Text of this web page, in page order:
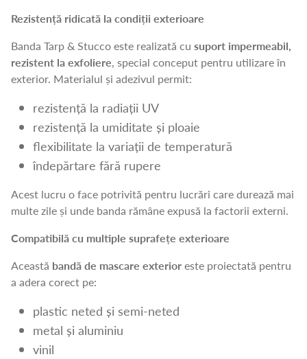
Rezistență ridicată la condiții exterioare
Banda Tarp & Stucco este realizată cu suport impermeabil,
rezistent la exfoliere, special conceput pentru utilizare în
exterior. Materialul și adezivul permit:
rezistență la radiații UV
rezistență la umiditate și ploaie
flexibilitate la variații de temperatură
îndepărtare fără rupere
Acest lucru o face potrivită pentru lucrări care durează mai
multe zile și unde banda rămâne expusă la factorii externi.
Compatibilă cu multiple suprafețe exterioare
Această bandă de mascare exterioreste proiectată pentru
a adera corect pe:
plastic neted și semi-neted
metal și aluminiu
vinil